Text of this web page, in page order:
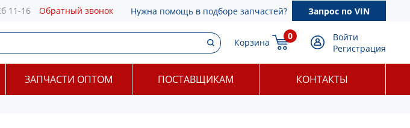
11-16 Обратный звонок Нужна помощь в подборе запчастей? Запрос по VIN
Корзина
0
Войти
Регистрация
ЗАПЧАСТИ ОПТОМ ПОСТАВЩИКАМ КОНТАКТЫ